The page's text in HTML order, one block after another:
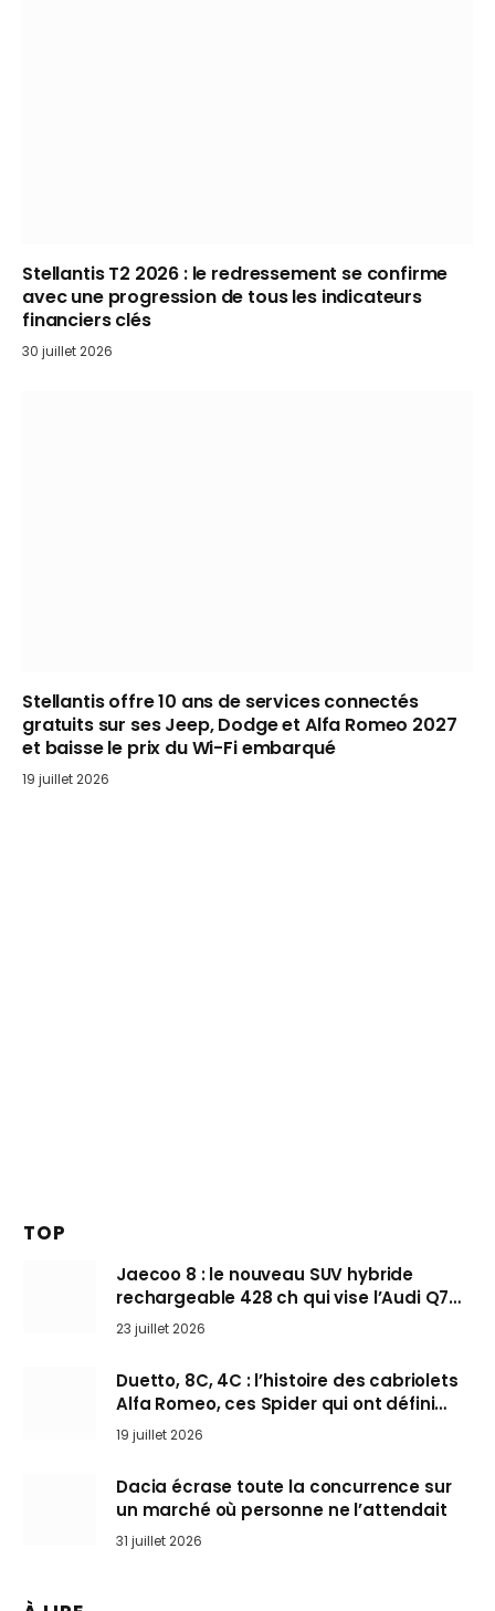
Stellantis T2 2026 : le redressement se confirme
avec une progression de tous les indicateurs
financiers clés
30 juillet 2026
Stellantis offre 10 ans de services connectés
gratuits sur ses Jeep, Dodge et Alfa Romeo 2027
et baisse le prix du Wi-Fi embarqué
19 juillet 2026
TOP
Jaecoo 8 : le nouveau SUV hybride
rechargeable 428 ch qui vise l’Audi Q7
arrive en Europe cet automne
23 juillet 2026
Duetto, 8C, 4C : l’histoire des cabriolets
Alfa Romeo, ces Spider qui ont défini
l’art de rouler cheveux au vent
19 juillet 2026
Dacia écrase toute la concurrence sur
un marché où personne ne l’attendait
31 juillet 2026